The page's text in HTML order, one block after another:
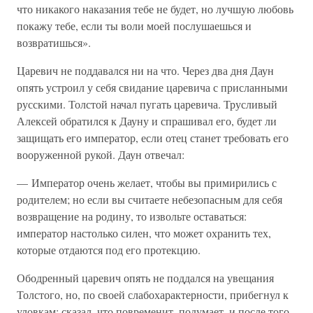
что никакого наказания тебе не будет, но лучшую любовь
покажу тебе, если ты воли моей послушаешься и
возвратишься».
Царевич не поддавался ни на что. Через два дня Даун
опять устроил у себя свидание царевича с присланными
русскими. Толстой начал пугать царевича. Трусливый
Алексей обратился к Дауну и спрашивал его, будет ли
защищать его император, если отец станет требовать его
вооруженной рукой. Даун отвечал:
— Император очень желает, чтобы вы примирились с
родителем; но если вы считаете небезопасным для себя
возвращение на родину, то извольте оставаться:
император настолько силен, что может охранить тех,
которые отдаются под его протекцию.
Ободренный царевич опять не поддался на увещания
Толстого, но, по своей слабохарактерности, прибегнул к